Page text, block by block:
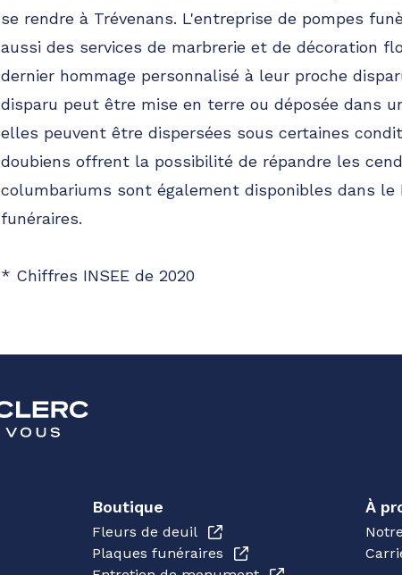
se rendre à Trévenans. L'entreprise de pompes
aussi des services de marbrerie et de décoration
dernier hommage personnalisé à leur proche
disparu peut être mise en terre ou déposée dans
elles peuvent être dispersées sous certaines
doubiens offrent la possibilité de répandre les
columbariums sont également disponibles dans le
funéraires.
* Chiffres INSEE de 2020
Boutique
Fleurs de deuil
Plaques funéraires
À